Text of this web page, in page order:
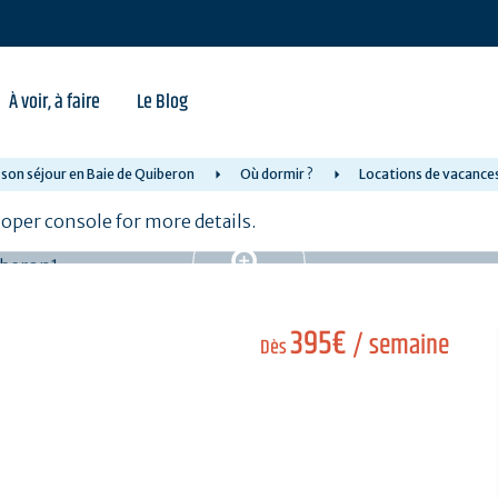
À voir, à faire Le Blog
séjour en Baie de Quiberon Où dormir ? Locations de
console for more details.
Dès395€/ semaine